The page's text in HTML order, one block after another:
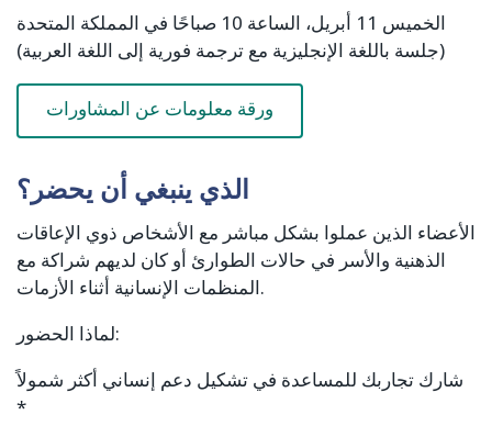
الخميس 11 أبريل، الساعة 10 صباحًا في المملكة المتحدة
(جلسة باللغة الإنجليزية مع ترجمة فورية إلى اللغة العربية)
ورقة معلومات عن المشاورات
الذي ينبغي أن يحضر؟
الأعضاء الذين عملوا بشكل مباشر مع الأشخاص ذوي الإعاقات
الذهنية والأسر في حالات الطوارئ أو كان لديهم شراكة مع
المنظمات الإنسانية أثناء الأزمات.
لماذا الحضور:
شارك تجاربك للمساعدة في تشكيل دعم إنساني أكثر شمولاً
*